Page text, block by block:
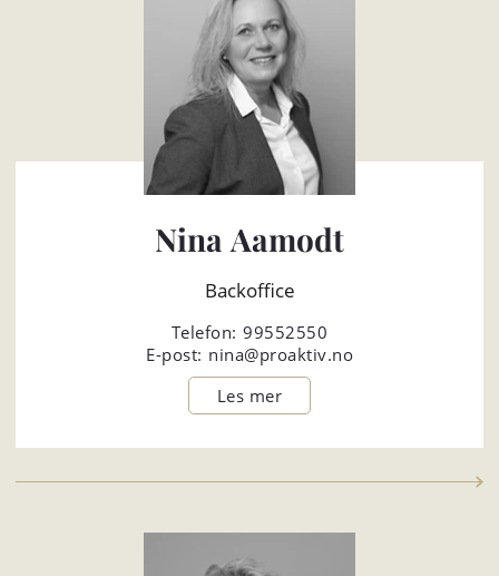
Nina Aamodt
Backoffice
Telefon:99552550
E-post: nina@proaktiv.no